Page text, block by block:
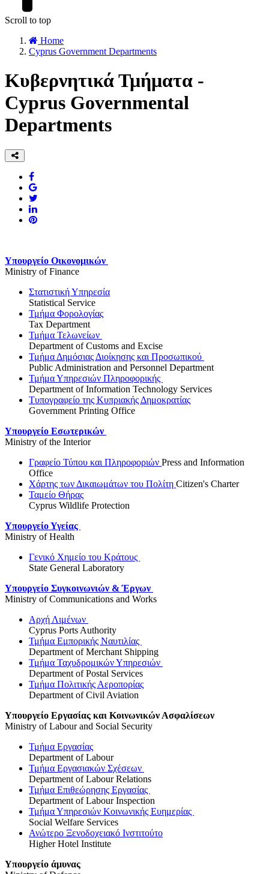
Scroll to top
Home
Cyprus Government Departments
Κυβερνητικά Τμήματα -
Cyprus Governmental
Departments
Υπουργείο Οικονομικών
Ministry of Finance
Στατιστική Υπηρεσία
Statistical Service
Τμήμα Φορολογίας
Tax Department
Τμήμα Τελωνείων
Department of Customs and Excise
Τμήμα Δημόσιας Διοίκησης και Προσωπικού
Public Administration and Personnel Department
Τμήμα Υπηρεσιών Πληροφορικής
Department of Information Technology Services
Τυπογραφείο της Κυπριακής Δημοκρατίας
Government Printing Office
Υπουργείο Εσωτερικών
Ministry of the Interior
Γραφείο Τύπου και Πληροφοριών Press and Information
Office
Χάρτης των Δικαιωμάτων του Πολίτη Citizen's Charter
Ταμείο Θήρας
Cyprus Wildlife Protection
Υπουργείο Υγείας
Ministry of Health
Γενικό Χημείο του Κράτους
State General Laboratory
Υπουργείο Συγκοινωνιών & Έργων
Ministry of Communications and Works
Αρχή Λιμένων
Cyprus Ports Authority
Τμήμα Εμπορικής Ναυτιλίας
Department of Merchant Shipping
Τμήμα Ταχυδρομικών Υπηρεσιών
Department of Postal Services
Τμήμα Πολιτικής Αεροπορίας
Department of Civil Aviation
Υπουργείο Εργασίας και Κοινωνικών Ασφαλίσεων
Ministry of Labour and Social Security
Τμήμα Εργασίας
Department of Labour
Τμήμα Εργασιακών Σχέσεων
Department of Labour Relations
Τμήμα Επιθεώρησης Εργασίας
Department of Labour Inspection
Τμήμα Υπηρεσιών Κοινωνικής Ευημερίας
Social Welfare Services
Ανώτερο Ξενοδοχειακό Ινστιτούτο
Higher Hotel Institute
Υπουργείο άμυνας